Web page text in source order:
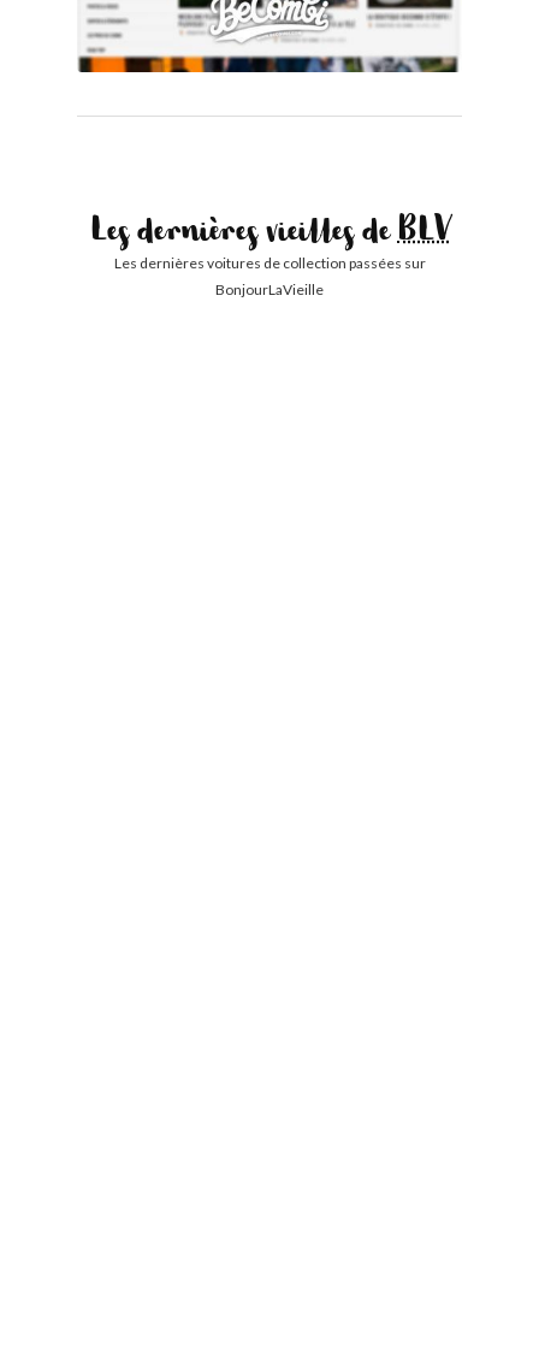
Les dernières vieilles deBLV
Les dernières voitures de collection passées sur
BonjourLaVieille